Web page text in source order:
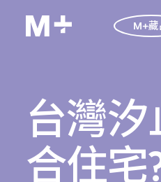
M+藏
台灣
合住宅